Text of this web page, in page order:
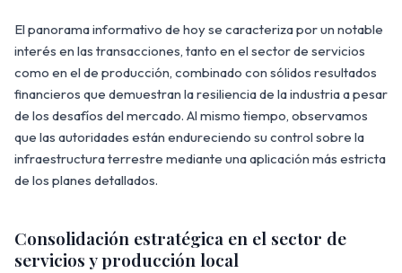
El panorama informativo de hoy se caracteriza por un notable
interés en las transacciones, tanto en el sector de servicios
como en el de producción, combinado con sólidos resultados
financieros que demuestran la resiliencia de la industria a pesar
de los desafíos del mercado. Al mismo tiempo, observamos
que las autoridades están endureciendo su control sobre la
infraestructura terrestre mediante una aplicación más estricta
de los planes detallados.
Consolidación estratégica en el sector de
servicios y producción local